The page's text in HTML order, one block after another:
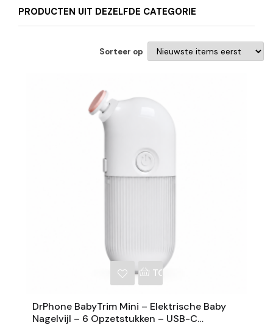
PRODUCTEN UIT DEZELFDE CATEGORIE
Sorteer op
TOEVOEGEN AAN
DrPhone BabyTrim Mini – Elektrische Baby
Nagelvijl – 6 Opzetstukken – USB-C